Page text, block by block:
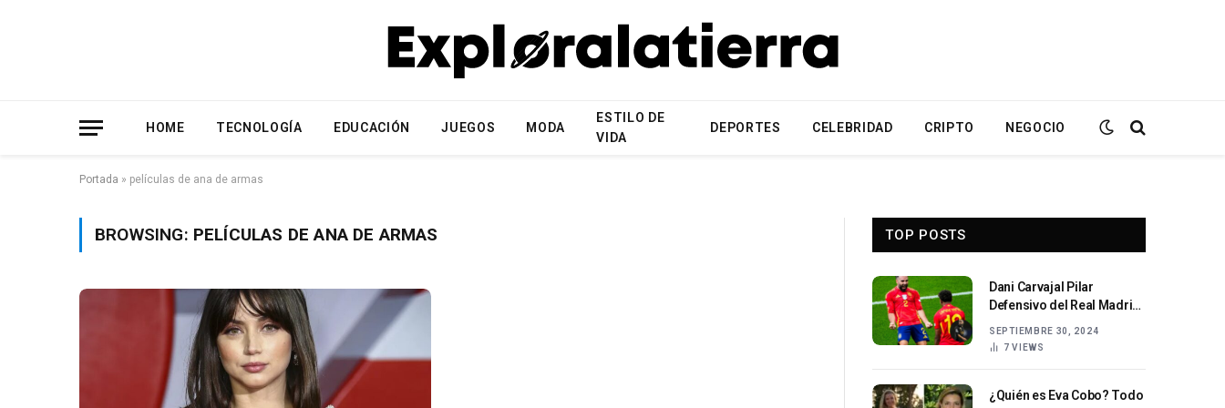
HOME TECNOLOGÍA EDUCACIÓN JUEGOS MODA
ESTILO DE
VIDA
DEPORTES CELEBRIDAD CRIPTO NEGOCIO
Portada » películas de ana de armas
BROWSING: PELÍCULAS DE ANA DE ARMAS TOP POSTS
Dani Carvajal Pilar
Defensivo del Real Madrid
SEPTIEMBRE 30, 2024
7VIEWS
¿Quién es Eva Cobo? Todo